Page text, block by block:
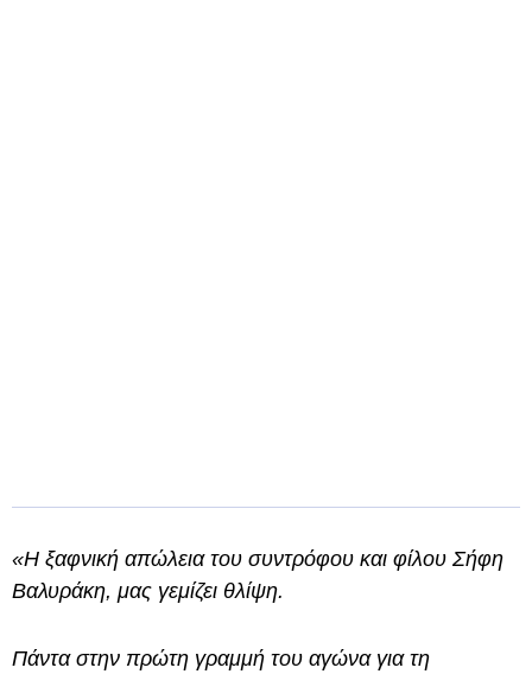
«Η ξαφνική απώλεια του συντρόφου και φίλου Σήφη
Βαλυράκη, μας γεμίζει θλίψη.
Πάντα στην πρώτη γραμμή του αγώνα για τη